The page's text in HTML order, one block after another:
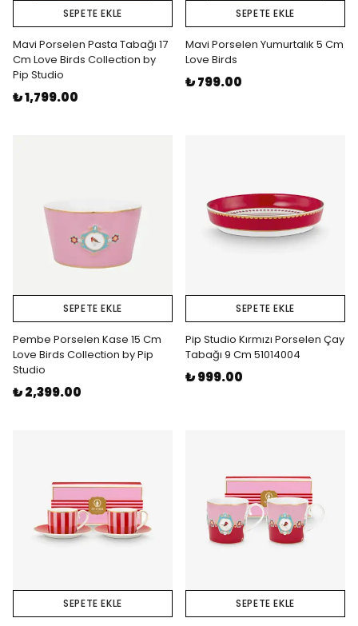
SEPETE EKLE
Mavi Porselen Pasta Tabağı 17
Cm Love Birds Collection by
Pip Studio
₺ 1,799.00
SEPETE EKLE
Mavi Porselen Yumurtalık 5 Cm
Love Birds
₺ 799.00
SEPETE EKLE
Pembe Porselen Kase 15 Cm
Love Birds Collection by Pip
Studio
₺ 2,399.00
SEPETE EKLE
Pip Studio Kırmızı Porselen Çay
Tabağı 9 Cm 51014004
₺ 999.00
SEPETE EKLE SEPETE EKLE